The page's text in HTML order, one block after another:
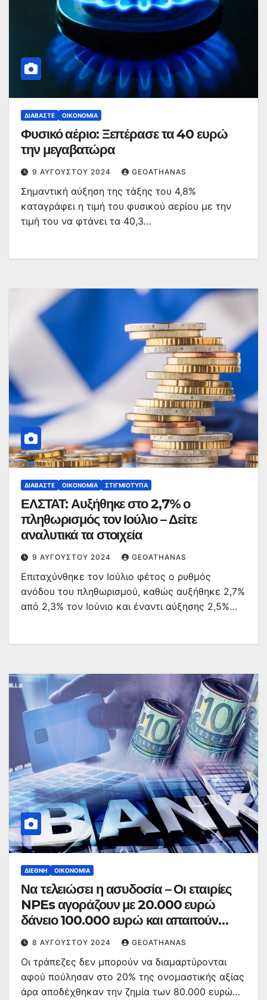
ΔΙΑΒΆΣΤΕ ΟΙΚΟΝΟΜΊΑ
Φυσικό αέριο: Ξεπέρασε τα 40 ευρώ
την μεγαβατώρα
9 ΑΥΓΟΎΣΤΟΥ 2024 GEOATHANAS
Σημαντική αύξηση της τάξης του 4,8%
καταγράφει η τιμή του φυσικού αερίου με την
τιμή του να φτάνει τα 40,3…
ΔΙΑΒΆΣΤΕ ΟΙΚΟΝΟΜΊΑ ΣΤΙΓΜΙΌΤΥΠΑ
ΕΛΣΤΑΤ: Αυξήθηκε στο 2,7% ο
πληθωρισμός τον Ιούλιο – Δείτε
αναλυτικά τα στοιχεία
9 ΑΥΓΟΎΣΤΟΥ 2024 GEOATHANAS
Επιταχύνθηκε τον Ιούλιο φέτος ο ρυθμός
ανόδου του πληθωρισμού, καθώς αυξήθηκε 2,7%
από 2,3% τον Ιούνιο και έναντι αύξησης 2,5%…
ΔΙΕΘΝΉ ΟΙΚΟΝΟΜΊΑ
Να τελειώσει η ασυδοσία – Οι εταιρίες
NPEs αγοράζουν με 20.000 ευρώ
δάνειο 100.000 ευρώ και απαιτούν
αποδόσεις… 500%
8 ΑΥΓΟΎΣΤΟΥ 2024 GEOATHANAS
Οι τράπεζες δεν μπορούν να διαμαρτύρονται
αφού πούλησαν στο 20% της ονομαστικής αξίας
άρα αποδέχθηκαν την ζημία των 80.000 ευρώ…